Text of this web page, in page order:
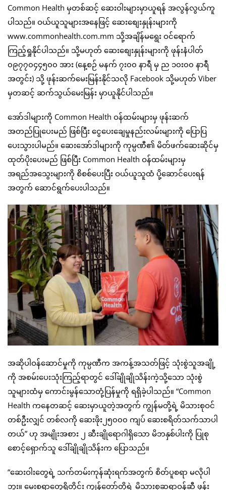
Common Health မှတစ်ဆင့် ဆေးဝါးများမှာယူရန် အလွန်လွယ်ကူ
ပါသည်။ ဝယ်ယူသူများအနေဖြင့် ဆေးစျေးနှုန်းများကို
www.commonhealth.com.mm သို့အချိန်မရွေး ဝင်ရောက်
ကြည့်ရှုနိုင်ပါသည်။ သို့မဟုတ် ဆေးစျေးနှုန်းများကို ဖုန်းနံပါတ်
၀၉၇၇၀၄၄၅၀၀ အား (နေ့စဉ် မနက် ၇း၀၀ နာရီ မှ ည ၁၀း၀၀ နာရီ
အတွင်း) သို့ ဖုန်းဆက်မေးမြန်းနိုင်သလို Facebook သို့မဟုတ် Viber
မှတဆင့် ဆက်သွယ်မေးမြန်း မှာယူနိုင်ပါသည်။
အော်ဒါများကို Common Health ဝန်ထမ်းများမှ ဖုန်းဆက်
အတည်ပြုပေးမည် ဖြစ်ပြီး ငွေပေးချေမှုနည်းလမ်းများကို ပြောပြ
ပေးသွားပါမည်။ ဆေးအော်ဒါများကို ကုမ္ပဏီ၏ မိတ်ဖက်ဆေးဆိုင်မှ
ထုတ်ပိုးပေးမည် ဖြစ်ပြီး Common Health ဝန်ထမ်းများမှ
အရည်အသွေးများကို စိစစ်ပေးပြီး ဝယ်ယူသူထံ ပို့ဆောင်ပေးရန်
အတွက် ဆောင်ရွက်ပေးပါသည်။
အဆိုပါဝန်ဆောင်မှုကို ကုမ္ပဏီက အကန့်အသတ်ဖြင့် သုံးစွဲသူအချို့
ကို အစမ်းပေးသုံးကြည့်ရာတွင် ဒေါ်ချိုချိုသိန်းကဲ့သို့သော သုံးစွဲ
သူများထံမှ ကောင်းမွန်သောတုံ့ပြန်မှုကို ရရှိခဲ့ပါသည်။ “Common
Health ကနေတဆင့် ဆေးမှာယူတဲ့အတွက် ကျွန်မတို့ရဲ့ မိသားစုဝင်
တစ်ဦးလျှင် တစ်လကို ဆေးဖိုး၂၅၀၀၀ ကျပ် ဆေးစရိတ်သက်သာပါ
တယ်” ဟု အမျိုးအစား ၂ ဆီးချိုရောဂါရှိသော မိဘနှစ်ပါးကို ပြုစု
စောင့်ရှောက်သူ ဒေါ်ချိုချိုသိန်းက ပြောသည်။
“ဆေးဝါးတွေရဲ့ သက်တမ်းကုန်ဆုံးရက်အတွက် စိတ်ပူစရာ မလိုပါ
ဘူး။ မေးစရာတွေရှိတိုင်း ကျွန်တော်တို့ရဲ့ မိသားစုဆရာဝန်ဆီ ဖုန်း